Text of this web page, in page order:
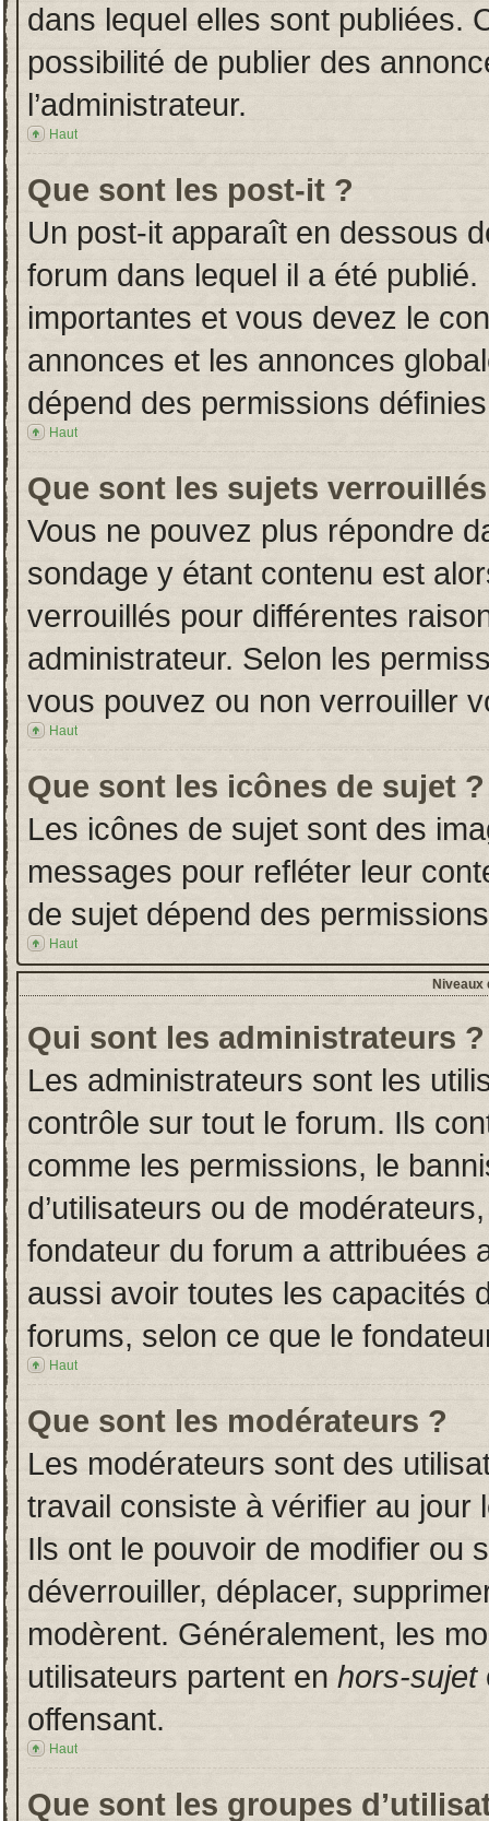
dans lequel elles sont publiées.
possibilité de publier des
l’administrateur.
Haut
Que sont les post-it ?
Un post-it apparaît en dessous
forum dans lequel il a été
importantes et vous devez le
annonces et les annonces
dépend des permissions
Haut
Que sont les sujets
Vous ne pouvez plus répondre
sondage y étant contenu est
verrouillés pour différentes
administrateur. Selon les
vous pouvez ou non verrouiller
Haut
Que sont les icônes de sujet ?
Les icônes de sujet sont des
messages pour refléter leur
de sujet dépend des
Haut
Niveaux
Qui sont les administrateurs ?
Les administrateurs sont les
contrôle sur tout le forum. Ils
comme les permissions, le
d’utilisateurs ou de
fondateur du forum a attribuées
aussi avoir toutes les capacités
forums, selon ce que le
Haut
Que sont les modérateurs ?
Les modérateurs sont des
travail consiste à vérifier au jour
Ils ont le pouvoir de modifier ou
déverrouiller, déplacer,
modèrent. Généralement, les
utilisateurs partent en hors-sujet
offensant.
Haut
Que sont les groupes